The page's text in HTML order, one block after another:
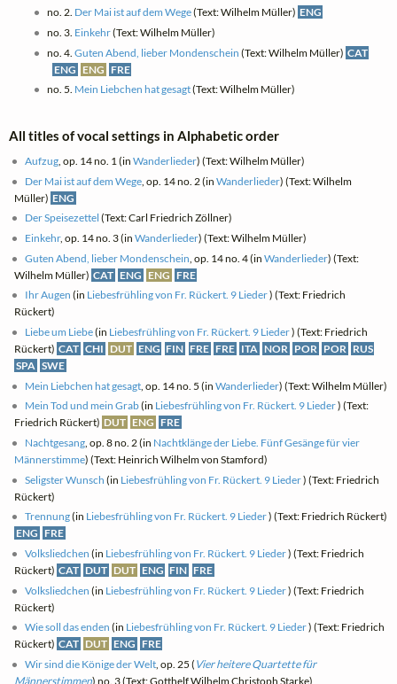
no. 2. Der Mai ist auf dem Wege(Text: Wilhelm Müller) ENG
no. 3. Einkehr(Text: Wilhelm Müller)
no. 4. Guten Abend, lieber Mondenschein (Text: Wilhelm Müller) CAT
ENG ENG FRE
no. 5. Mein Liebchen hat gesagt(Text: Wilhelm Müller)
All titles of vocal settings in Alphabetic order
Aufzug , op. 14 no. 1 (inWanderlieder) (Text: Wilhelm Müller)
Der Mai ist auf dem Wege , op. 14 no. 2 (inWanderlieder) (Text: Wilhelm
Müller) ENG
Der Speisezettel (Text: Carl Friedrich Zöllner)
Einkehr, op. 14 no. 3 (inWanderlieder) (Text: Wilhelm Müller)
Guten Abend, lieber Mondenschein , op. 14 no. 4 (inWanderlieder) (Text:
Wilhelm Müller) CAT ENG ENG FRE
Ihr Augen (in Liebesfrühling von Fr. Rückert. 9 Lieder) (Text: Friedrich
Rückert)
Liebe um Liebe(in Liebesfrühling von Fr. Rückert. 9 Lieder) (Text: Friedrich
Rückert) CAT CHI DUT ENG FIN FRE FRE ITA NOR POR POR RUS
SPA SWE
Mein Liebchen hat gesagt , op. 14 no. 5 (inWanderlieder) (Text: Wilhelm Müller)
Mein Tod und mein Grab(in Liebesfrühling von Fr. Rückert. 9 Lieder) (Text:
Friedrich Rückert) DUT ENG FRE
Nachtgesang , op. 8 no. 2 (in Nachtklänge der Liebe. Fünf Gesänge für vier
Männerstimme) (Text: Heinrich Wilhelm von Stamford)
Seligster Wunsch (in Liebesfrühling von Fr. Rückert. 9 Lieder) (Text: Friedrich
Rückert)
Trennung(in Liebesfrühling von Fr. Rückert. 9 Lieder) (Text: Friedrich Rückert)
ENG FRE
Volksliedchen (in Liebesfrühling von Fr. Rückert. 9 Lieder) (Text: Friedrich
Rückert) CAT DUT DUT ENG FIN FRE
Volksliedchen (in Liebesfrühling von Fr. Rückert. 9 Lieder) (Text: Friedrich
Rückert)
Wie soll das enden (in Liebesfrühling von Fr. Rückert. 9 Lieder) (Text: Friedrich
Rückert) CAT DUT ENG FRE
Wir sind die Könige der Welt , op. 25 ( Vier heitere Quartette für
Männerstimmen) no. 3 (Text: Gotthelf Wilhelm Christoph Starke)